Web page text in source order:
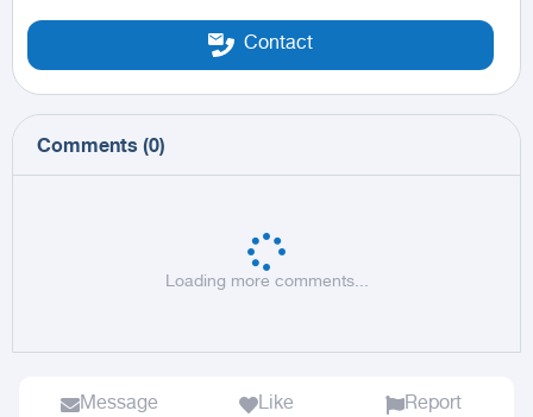
Contact
Comments (0)
Loading more comments...
Message Like Report